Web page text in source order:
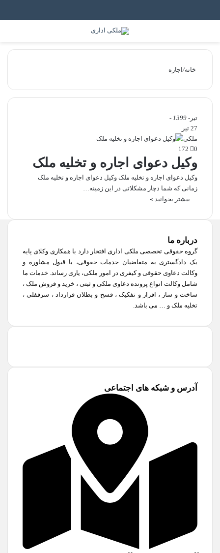
خانه/اجاره
تیر - 1399 -
27 تیر
ملکی
0
وکیل دعوای اجاره و تخلیه ملک
وکیل دعوای اجاره و تخلیه ملک وکیل دعوای اجاره و تخلیه ملک
زمانی که شما دچار مشکلاتی در این زمینه…
بیشتر بخوانید »
درباره ما
گروه حقوقی تخصصی ملکی اداری افتخار دارد با همکاری وکلای پایه
یک دادگستری به متقاضیان خدمات حقوقی، با قبول مشاوره و
وکالت دعاوی حقوقی و کیفری در امور ملکی، یاری رساند. خدمات ما
شامل وکالت انواع پرونده دعاوی ملکی و ثبتی ، خرید و فروش ملک ،
ساخت و ساز ، افراز و تفکیک ، فسخ و بطلان قرارداد ، سرقفلی ،
تخلیه ملک و … می باشد.
آدرس و شبکه های اجتماعی